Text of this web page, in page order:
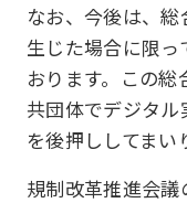
なお、今後は、
生じた場合に限
おります。この
共団体でデジタ
を後押ししてまい
規制改革推進会議